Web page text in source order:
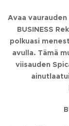
Avaa
BUSINESS
polkuasi
avulla. Tämä
viisauden